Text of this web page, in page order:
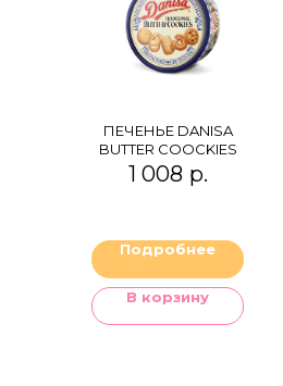
ПЕЧЕНЬЕ DANISA
BUTTER COOCKIES
1 008 р.
Подробнее
В корзину